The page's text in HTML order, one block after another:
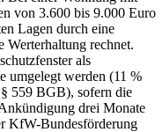
von 3.600 bis 9.000 Euro
Lagen durch eine
Werterhaltung rechnet.
als
umgelegt werden (11 %
559 BGB), sofern die
drei Monate
KfW-Bundesförderung